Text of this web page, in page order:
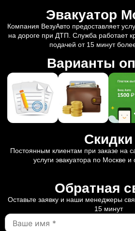
Эвакуатор
Компания ВезуАвто предоставляет
на дороге при ДТП. Служба работает
подачей от 15 минут
Варианты
Скидки
Постоянным клиентам при заказе на
услуги эвакуатора по Москве и
Обратная
Оставьте заявку и наши менеджеры
15 минут